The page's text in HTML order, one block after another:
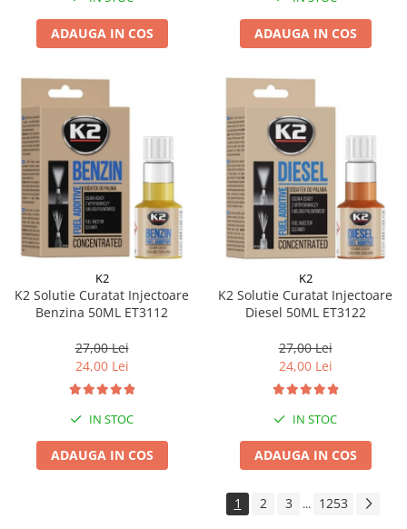
ADAUGA IN COS ADAUGA IN COS
K2
K2 Solutie Curatat Injectoare
Benzina 50ML ET3112
27,00 Lei
24,00 Lei
IN STOC
ADAUGA IN COS
K2
K2 Solutie Curatat Injectoare
Diesel 50ML ET3122
27,00 Lei
24,00 Lei
IN STOC
ADAUGA IN COS
1 2 3 ... 1253